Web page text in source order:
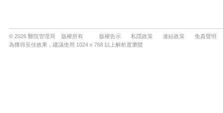
© 2026 醫院管理局 版權所有 版權告示 私隱政策 連結政策
免責聲明
為獲得至佳效果，建議使用 1024 x 768 以上解析度瀏覽